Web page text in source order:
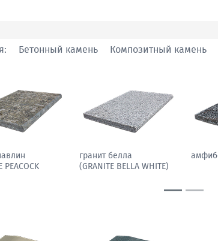
Бетонный камень Композитный камень
TAN BROWN)
гранит павлин
(GRANITE PEACOCK